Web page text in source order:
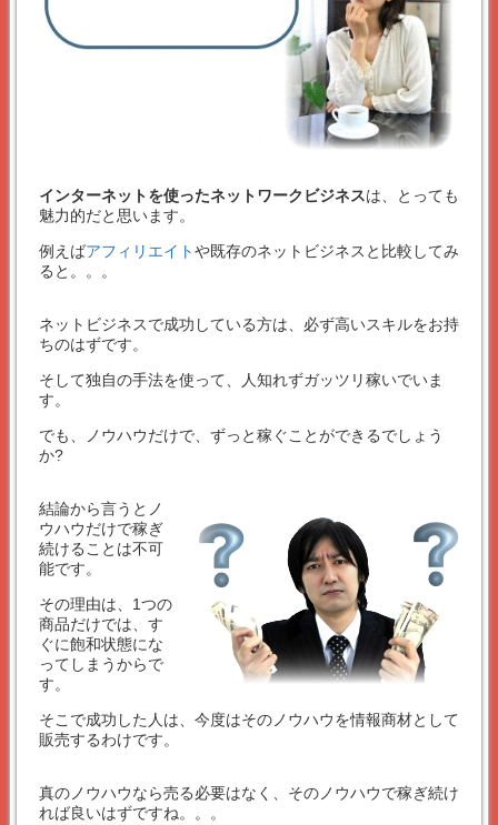
インターネットを使ったネットワークビジネスは、とっても
魅力的だと思います。
例えばアフィリエイトや既存のネットビジネスと比較してみ
ると。。。
ネットビジネスで成功している方は、必ず高いスキルをお持
ちのはずです。
そして独自の手法を使って、人知れずガッツリ稼いでいま
す。
でも、ノウハウだけで、ずっと稼ぐことができるでしょう
か?
結論から言うとノ
ウハウだけで稼ぎ
続けることは不可
能です。
その理由は、1つの
商品だけでは、す
ぐに飽和状態にな
ってしまうからで
す。
そこで成功した人は、今度はそのノウハウを情報商材として
販売するわけです。
真のノウハウなら売る必要はなく、そのノウハウで稼ぎ続け
れば良いはずですね。。。